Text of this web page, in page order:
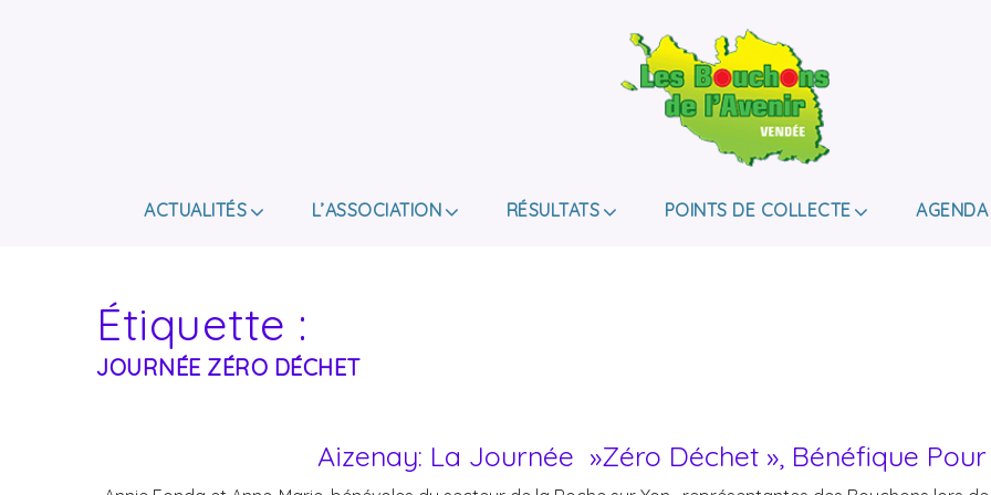
LES BOUCHONS
DE HANDICAP.
ACTUALITÉS L’ASSOCIATION RÉSULTATS POINTS DE COLLECTE AGENDA
Étiquette :
JOURNÉE ZÉRO DÉCHET
Aizenay: La Journée »zéro Déchet », Bénéfique